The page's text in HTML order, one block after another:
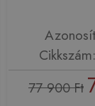
77 900 Ft